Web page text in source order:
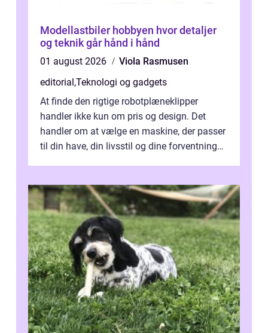
Modellastbiler hobbyen hvor detaljer
og teknik går hånd i hånd
01 august 2026
Viola Rasmusen
editorial ,Teknologi og gadgets
At finde den rigtige robotplæneklipper
handler ikke kun om pris og design. Det
handler om at vælge en maskine, der passer
til din have, din livsstil og dine forventninger.